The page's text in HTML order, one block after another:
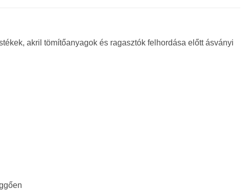
akril tömítőanyagok és ragasztók felhordása előtt ásványi